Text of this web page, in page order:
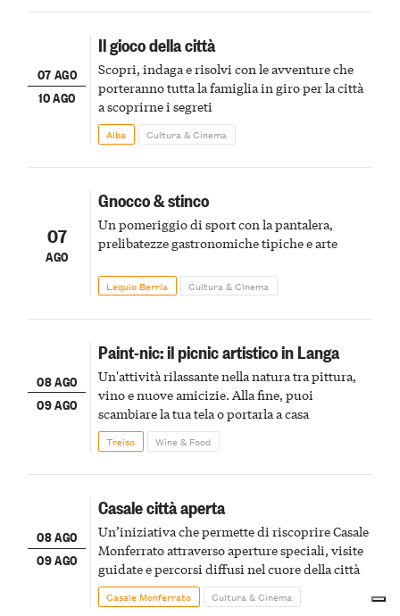
07 AGO
10 AGO
Il gioco della città
Scopri, indaga e risolvi con le avventure che
porteranno tutta la famiglia in giro per la città
a scoprirne i segreti
Alba Cultura & Cinema
07
AGO
Gnocco & stinco
Un pomeriggio di sport con la pantalera,
prelibatezze gastronomiche tipiche e arte
Lequio Berria Cultura & Cinema
08 AGO
09 AGO
Paint-nic: il picnic artistico in Langa
Un'attività rilassante nella natura tra pittura,
vino e nuove amicizie. Alla fine, puoi
scambiare la tua tela o portarla a casa
Treiso Wine & Food
08 AGO
09 AGO
Casale città aperta
Un’iniziativa che permette di riscoprire Casale
Monferrato attraverso aperture speciali, visite
guidate e percorsi diffusi nel cuore della città
Casale Monferrato Cultura & Cinema